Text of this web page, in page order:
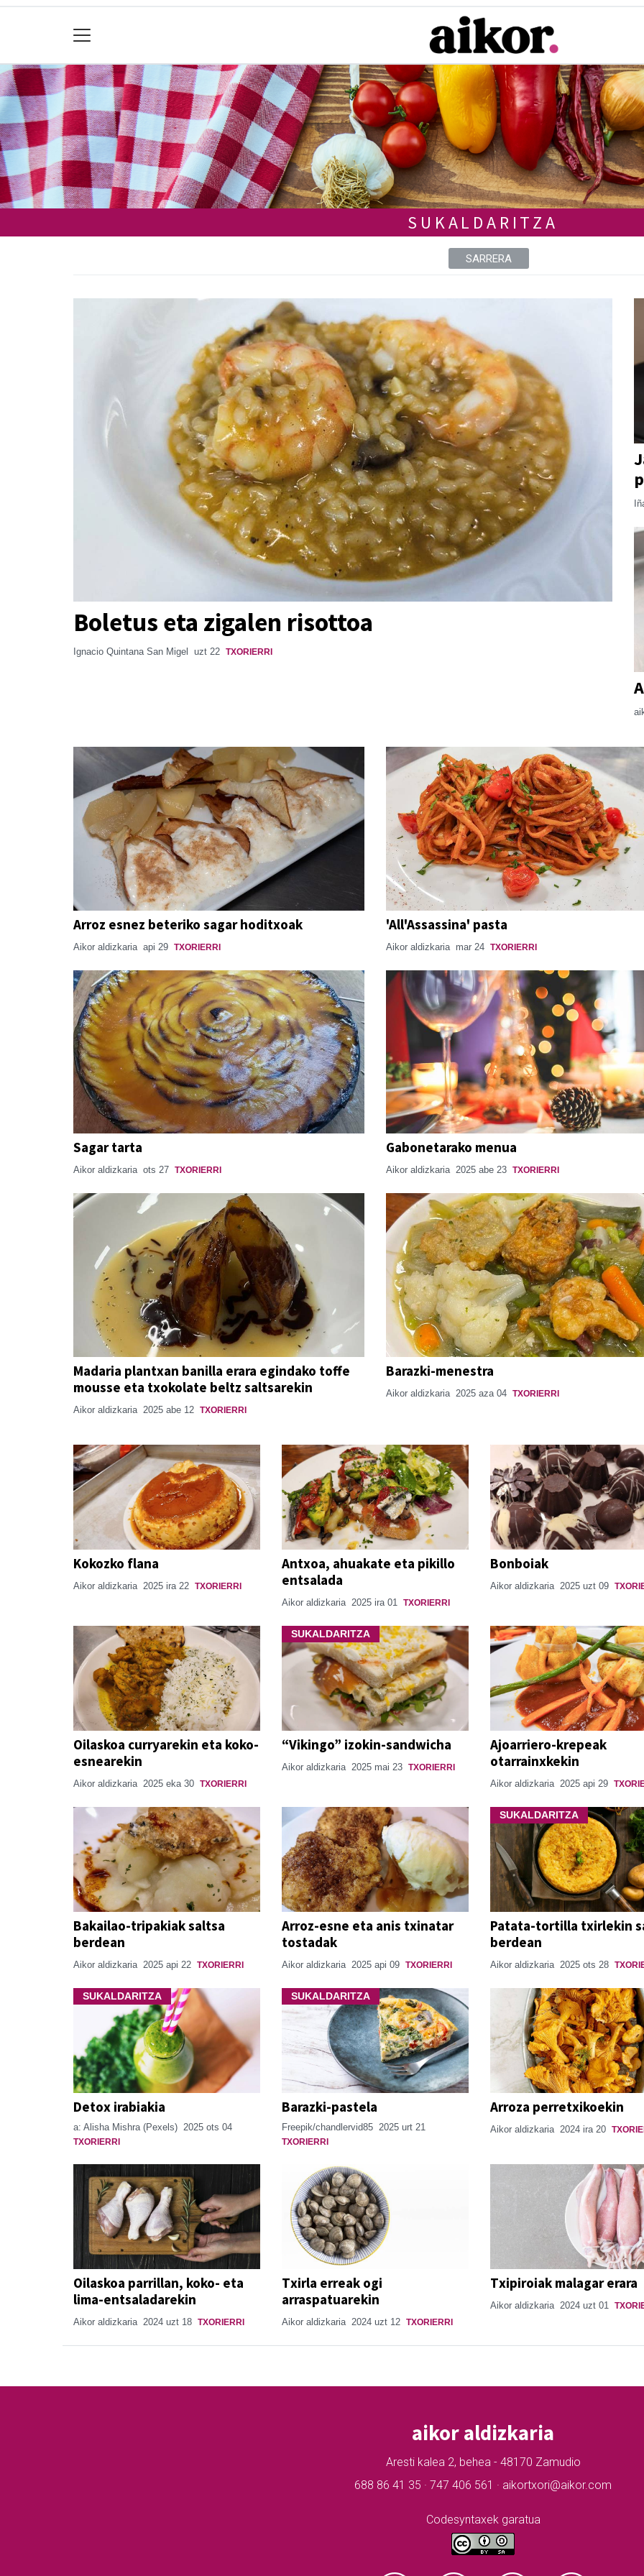
SUKALDARITZA
SARRERA
Boletus eta zigalen risottoa
Ignacio Quintana San Migel uzt 22 TXORIERRI
Arroz esnez beteriko sagar hoditxoak
Aikor aldizkaria api 29 TXORIERRI
'All'Assassina' pasta
Aikor aldizkaria mar 24 TXORIERRI
Sagar tarta
Aikor aldizkaria ots 27 TXORIERRI
Gabonetarako menua
Aikor aldizkaria 2025 abe 23 TXORIERRI
Madaria plantxan banilla erara egindako toffe
mousse eta txokolate beltz saltsarekin
Aikor aldizkaria 2025 abe 12 TXORIERRI
Barazki-menestra
Aikor aldizkaria 2025 aza 04 TXORIERRI
Kokozko flana
Aikor aldizkaria 2025 ira 22 TXORIERRI
Antxoa, ahuakate eta pikillo
entsalada
Aikor aldizkaria 2025 ira 01 TXORIERRI
Bonboiak
Aikor aldizkaria 2025 uzt 09
Oilaskoa curryarekin eta koko-
esnearekin
Aikor aldizkaria 2025 eka 30 TXORIERRI
SUKALDARITZA
“Vikingo” izokin-sandwicha
Aikor aldizkaria 2025 mai 23 TXORIERRI
Ajoarriero-krepeak
otarrainxkekin
Aikor aldizkaria 2025 api 29
Bakailao-tripakiak saltsa
berdean
Aikor aldizkaria 2025 api 22 TXORIERRI
Arroz-esne eta anis txinatar
tostadak
Aikor aldizkaria 2025 api 09 TXORIERRI
SUKALDARITZA
Patata-tortilla txirlekin
berdean
Aikor aldizkaria 2025 ots 28
SUKALDARITZA
Detox irabiakia
a: Alisha Mishra (Pexels) 2025 ots 04
TXORIERRI
SUKALDARITZA
Barazki-pastela
Freepik/chandlervid85 2025 urt 21
TXORIERRI
Arroza perretxikoekin
Aikor aldizkaria 2024 ira 20
Oilaskoa parrillan, koko- eta
lima-entsaladarekin
Aikor aldizkaria 2024 uzt 18 TXORIERRI
Txirla erreak ogi
arraspatuarekin
Aikor aldizkaria 2024 uzt 12 TXORIERRI
Txipiroiak malagar erara
Aikor aldizkaria 2024 uzt 01
aikor aldizkaria
Aresti kalea 2, behea - 48170 Zamudio
688 86 41 35 · 747 406 561 · aikortxori@aikor.com
Codesyntaxek garatua